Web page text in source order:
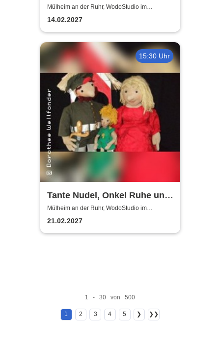
WodoStudio im
Ringlokschuppen Ruhr
Mülheim an der Ruhr, WodoStudio im
Ringlokschuppen Ruhr
14.02.2027
15:30 Uhr
Tante Nudel, Onkel Ruhe und
Herr Schlau | WodoStudio im
Ringlokschuppen Ruhr
Mülheim an der Ruhr, WodoStudio im
Ringlokschuppen Ruhr
21.02.2027
1 - 30 von 500
1 2 3 4 5 ❯ ❯❯